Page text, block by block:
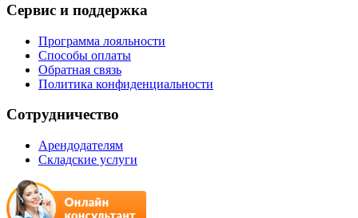
Сервис и поддержка
Программа лояльности
Способы оплаты
Обратная связь
Политика конфиденциальности
Сотрудничество
Арендодателям
Складские услуги